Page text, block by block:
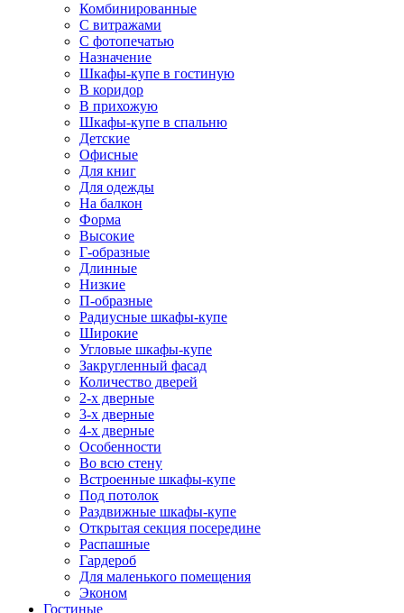
Комбинированные
С витражами
С фотопечатью
Назначение
Шкафы-купе в гостиную
В коридор
В прихожую
Шкафы-купе в спальню
Детские
Офисные
Для книг
Для одежды
На балкон
Форма
Высокие
Г-образные
Длинные
Низкие
П-образные
Радиусные шкафы-купе
Широкие
Угловые шкафы-купе
Закругленный фасад
Количество дверей
2-х дверные
3-х дверные
4-х дверные
Особенности
Во всю стену
Встроенные шкафы-купе
Под потолок
Раздвижные шкафы-купе
Открытая секция посередине
Распашные
Гардероб
Для маленького помещения
Эконом
Гостиные